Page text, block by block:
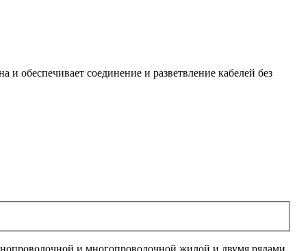
обеспечивает соединение и разветвление кабелей без